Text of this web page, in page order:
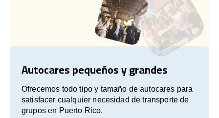
Autocares pequeños y grandes
Ofrecemos todo tipo y tamaño de autocares para
satisfacer cualquier necesidad de transporte de
grupos en Puerto Rico.